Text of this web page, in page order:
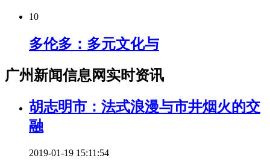
10
多伦多：多元文化与
广州新闻信息网实时资讯
胡志明市：法式浪漫与市井烟火的交
融
2019-01-19 15:11:54